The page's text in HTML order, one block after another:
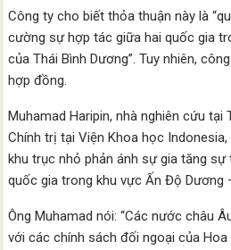
Công ty cho biết thỏa thuận này là
cường sự hợp tác giữa hai quốc gia
của Thái Bình Dương”. Tuy nhiên,
hợp đồng.
Muhamad Haripin, nhà nghiên cứu tại
Chính trị tại Viện Khoa học
khu trục nhỏ phản ánh sự gia tăng
quốc gia trong khu vực Ấn Độ Dương
Ông Muhamad nói: “Các nước châu
với các chính sách đối ngoại của